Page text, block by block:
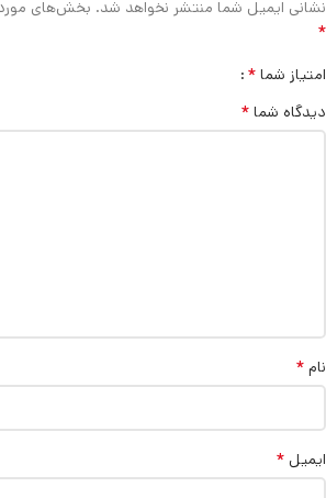
نشانی ایمیل شما منتشر نخواهد شد. بخش‌های
*
امتیاز شما *
دیدگاه شما *
نام *
ایمیل *